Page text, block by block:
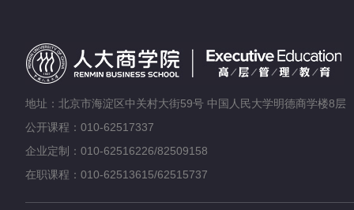
地址：北京市海淀区中关村大街59号 中国人民大学明德商学楼8层
公开课程：010-62517337
企业定制：010-62516226/82509158
在职课程：010-62513615/62515737